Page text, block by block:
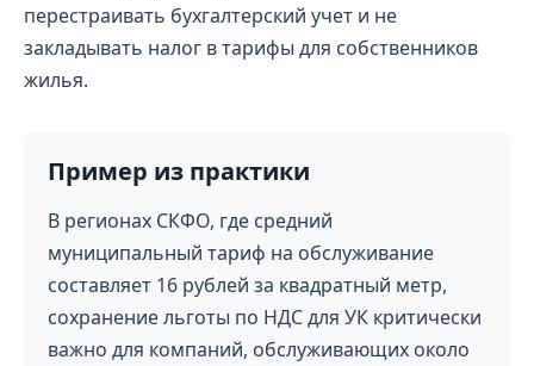
перестраивать бухгалтерский учет и не
закладывать налог в тарифы для собственников
жилья.
Пример из практики
В регионах СКФО, где средний
муниципальный тариф на обслуживание
составляет 16 рублей за квадратный метр,
сохранение льготы по НДС для УК критически
важно для компаний, обслуживающих около